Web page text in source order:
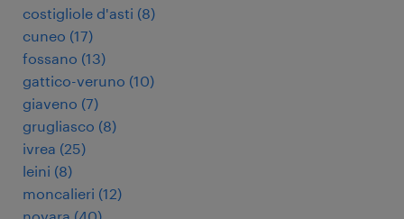
costigliole d'asti (8)
cuneo (17)
fossano (13)
gattico-veruno (10)
giaveno (7)
grugliasco (8)
ivrea (25)
leini (8)
moncalieri (12)